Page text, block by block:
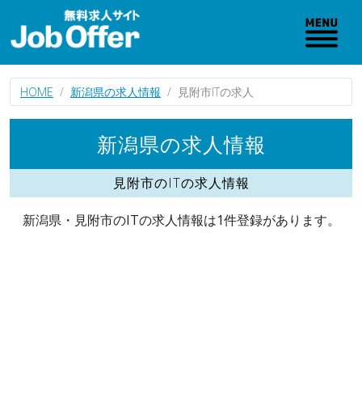
HOME 新潟県の求人情報 見附市ITの求人
新潟県の求人情報
見附市のITの求人情報
新潟県・見附市のITの求人情報は1件登録があります。